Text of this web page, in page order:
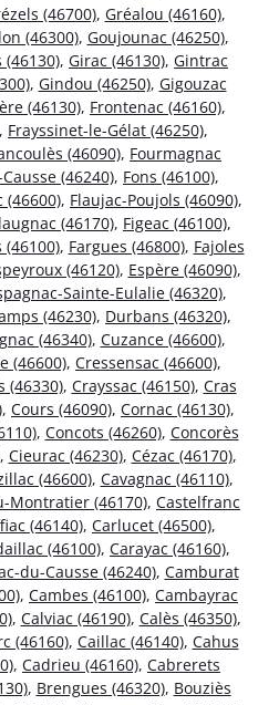
(46700), Gréalou (46160),
(46300), Goujounac (46250),
(46130), Girac (46130), Gintrac
, Gindou (46250), Gigouzac
(46130), Frontenac (46160),
, Frayssinet-le-Gélat (46250),
(46090), Fourmagnac
(46240), Fons (46100),
(46600), Flaujac-Poujols (46090),
(46170), Figeac (46100),
(46100), Fargues (46800), Fajoles
(46120), Espère (46090),
Sainte-Eulalie (46320),
(46230), Durbans (46320),
(46340), Cuzance (46600),
(46600), Cressensac (46600),
(46330), Crayssac (46150), Cras
, Cours (46090), Cornac (46130),
, Concots (46260), Concorès
, Cieurac (46230), Cézac (46170),
(46600), Cavagnac (46110),
Montratier (46170), Castelfranc
(46140), Carlucet (46500),
(46100), Carayac (46160),
du-Causse (46240), Camburat
, Cambes (46100), Cambayrac
, Calviac (46190), Calès (46350),
(46160), Caillac (46140), Cahus
, Cadrieu (46160), Cabrerets
, Brengues (46320), Bouziès